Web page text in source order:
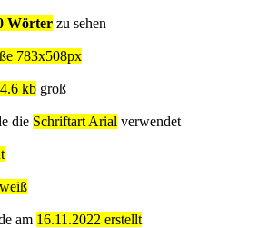
Wörter zu sehen
783x508px
kb groß
die Schriftart Arial verwendet
am 16.11.2022 erstellt